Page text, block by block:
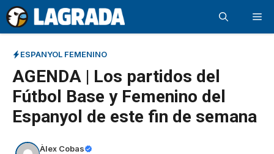
Saltar
al
contenido
ESPANYOL FEMENINO
AGENDA | Los partidos del
Fútbol Base y Femenino del
Espanyol de este fin de semana
Àlex Cobas